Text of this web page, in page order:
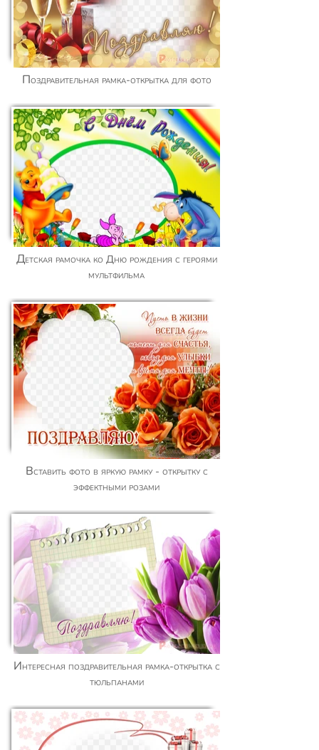
Поздравительная рамка-открытка для фото
Детская рамочка ко Дню рождения с героями
мультфильма
Вставить фото в яркую рамку - открытку с
эффектными розами
Интересная поздравительная рамка-открытка с
тюльпанами